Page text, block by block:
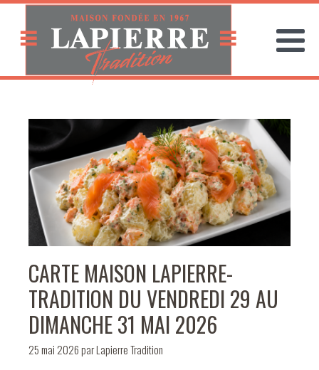
CARTE MAISON LAPIERRE-
TRADITION DU VENDREDI 29 AU
DIMANCHE 31 MAI 2026
25 mai 2026parLapierre Tradition